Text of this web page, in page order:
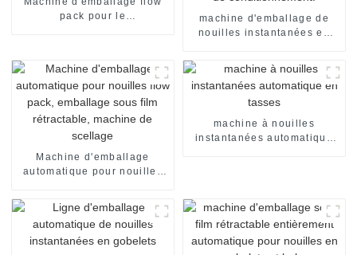
pack pour le
conditionnement
alimentaire.
machine d'emballage de
nouilles instantanées en
carton, pour emballage de
nouilles instantanées en
sachets individuels. Ligne
de production de
conditionnement.
Machine d'emballage
automatique pour nouilles
film rétractable, machine de
scellage
machine à nouilles
instantanées automatique